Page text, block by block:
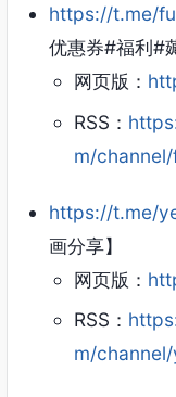
https://t.me/
优惠券#福利#
网页版：
RSS：
m/
https://t.me/
画分享】
网页版：
RSS：
m/